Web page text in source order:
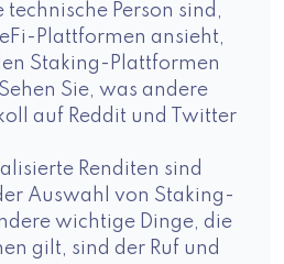
technische Person sind,
Plattformen ansieht,
Staking-Plattformen
Sie, was andere
auf Reddit und Twitter
Renditen sind
Auswahl von Staking-
wichtige Dinge, die
gilt, sind der Ruf und